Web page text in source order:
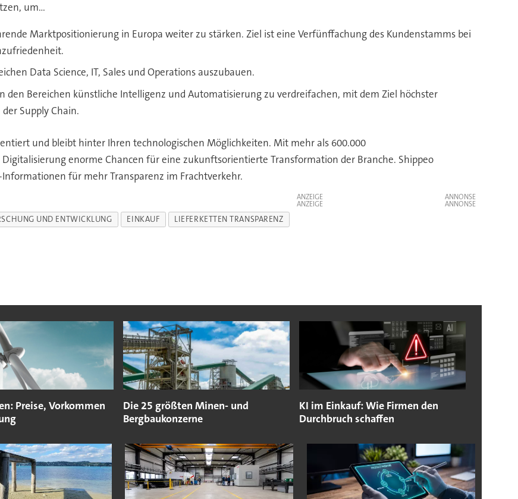
um...
Marktpositionierung in Europa weiter zu stärken. Ziel ist eine Verfünffachung des Kundenstamms bei
Data Science, IT, Sales und Operations auszubauen.
den Bereichen künstliche Intelligenz und Automatisierung zu verdreifachen, mit dem Ziel höchster
Supply Chain.
und bleibt hinter Ihren technologischen Möglichkeiten. Mit mehr als 600.000
enorme Chancen für eine zukunftsorientierte Transformation der Branche. Shippeo
für mehr Transparenz im Frachtverkehr.
ANZEIGE
ANZEIGE
UND ENTWICKLUNG EINKAUF LIEFERKETTEN TRANSPARENZ
Preise, Vorkommen
Die 25 größten Minen- und
Bergbaukonzerne
KI im Einkauf: Wie Firmen den
Durchbruch schaffen